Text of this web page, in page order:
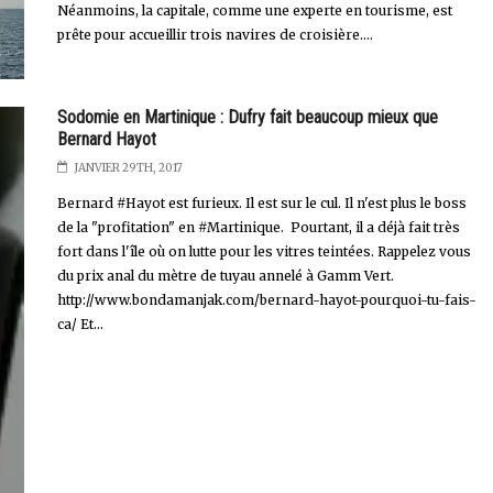
Néanmoins, la capitale, comme une experte en tourisme, est
prête pour accueillir trois navires de croisière....
Sodomie en Martinique : Dufry fait beaucoup mieux que
Bernard Hayot
JANVIER 29TH, 2017
Bernard #Hayot est furieux. Il est sur le cul. Il n'est plus le boss
de la "profitation" en #Martinique. Pourtant, il a déjà fait très
fort dans l'île où on lutte pour les vitres teintées. Rappelez vous
du prix anal du mètre de tuyau annelé à Gamm Vert.
http://www.bondamanjak.com/bernard-hayot-pourquoi-tu-fais-
ca/ Et...